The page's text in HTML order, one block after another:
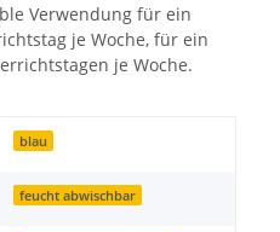
Verwendung für ein
je Woche, für ein
je Woche.
blau
feucht abwischbar